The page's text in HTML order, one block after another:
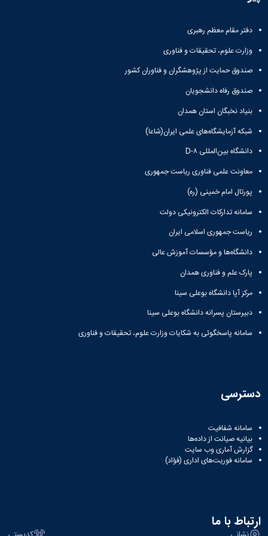
معاونت
تکمیلی
کمیته
منتخب
هیات
کمیته
ترفیع
شورای
فرهنگی
دانشکده
نامه
سمینارها
و
پایان
نامه
آیین‌نامه‌های
معاونت
آموزشی
صنایع
گروه
کامپیوتر
پژوهش
های
مهندسی
صنایع
سیستم
تولید
of
Stress
Analysis
دفتر
صنعت
کارآموزی
مراکز
مرتبط
بنیاد
نخبگان
شرکت
های
نامه ها
و
آئین
نامه
نامه
های
پژوهشی
مهندسی
کامپیوتر
دفتر مقام معظم رهبری
وزارت علوم، تحقیقات و فناوری
صندوق حمایت از پژوهشگران و فناوران کشور
صندوق رفاه دانشجویان
بنیاد نخبگان استان همدان
شبکه آزمایشگاه‌های علمی ایران(شاعا)
دانشگاه بین‌المللی D-۸
معاونت علمی فناوری ریاست جمهوری
پورتال امام خمینی (ره)
سامانه تدارکات الکترونیکی دولت
ریاست جمهوری اسلامی ایران
دانشگاه‌ها و مؤسسات آموزش عالی
پارک علم و فناوری همدان
مرکز آپا دانشگاه بوعلی سینا
دبیرستان پسرانه دانشگاه بوعلی سینا
سامانه پاسخگوئی به شکایات وزارت علوم، تحقیقات و فناوری
دسترسی
سامانه شفافیت
بیانیه صیانت از داده‌ها
گزارش آماری وب‌ سایت
سامانه فوریت‌های اداری (فؤاد)
ارتباط با ما